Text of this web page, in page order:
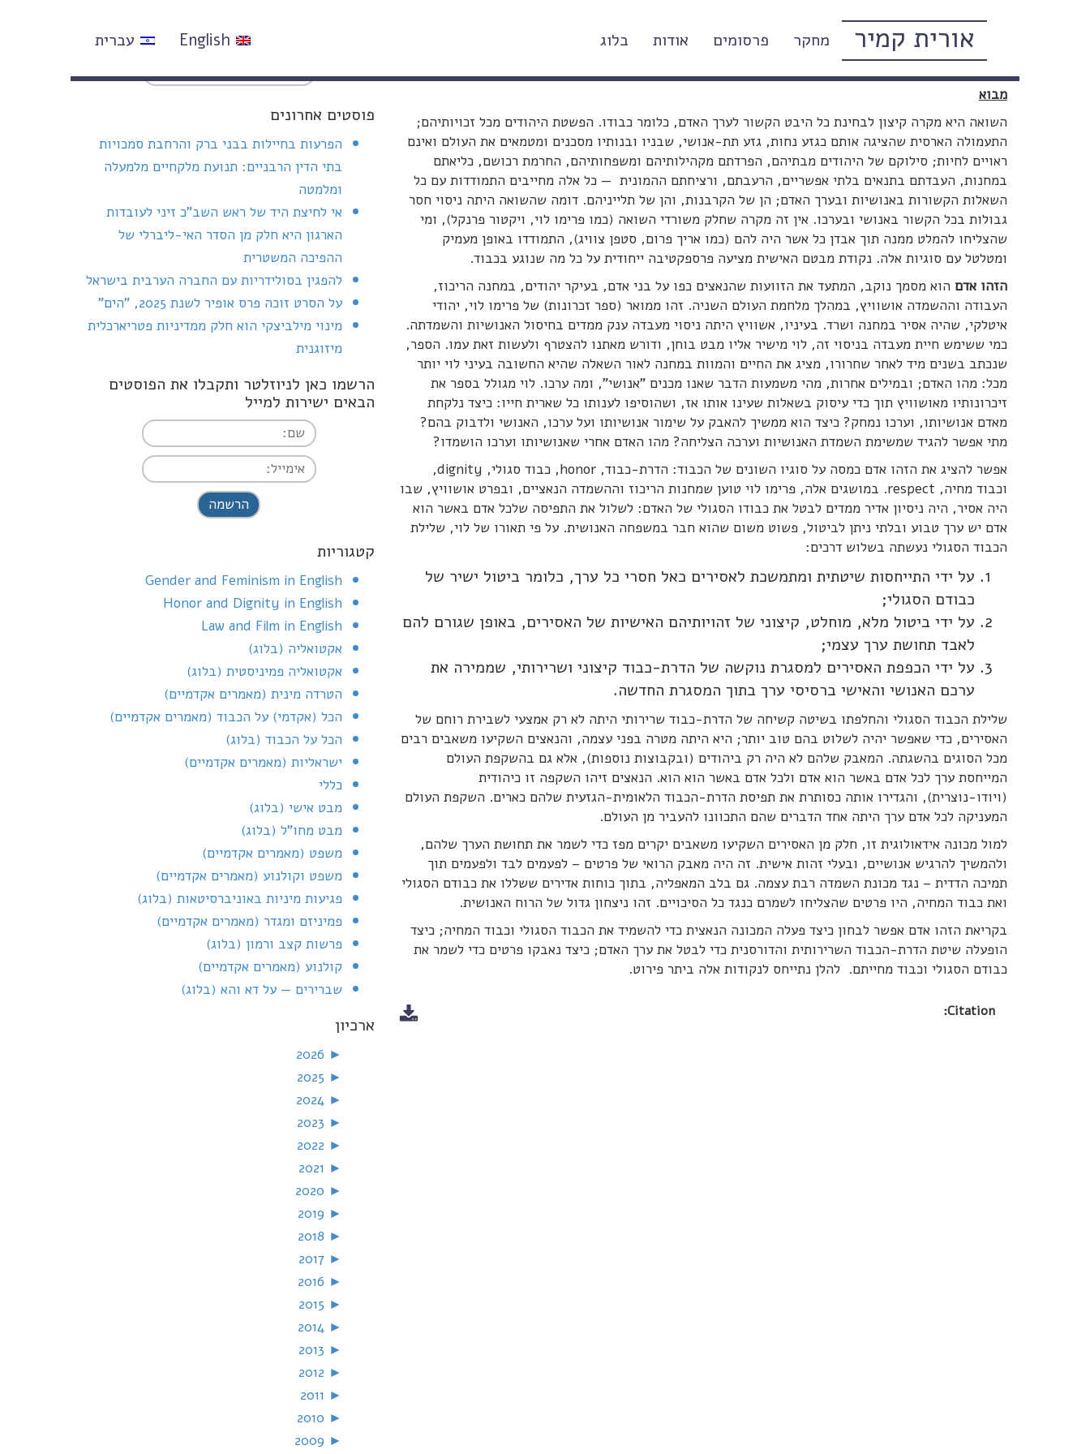
אורית קמיר מחקר פרסומים אודות בלוג עברית English
הזהו אדם, פרימו לוי: ניתוח במושגי הכבוד
מבוא
השואה היא מקרה קיצון לבחינת כל היבט הקשור לערך האדם, כלומר כבודו. הפשטת היהודים מכל זכויותיהם;
התעמולה הארסית שהציגה אותם כגזע נחות, גזע תת-אנושי, שבניו ובנותיו מסכנים ומטמאים את העולם ואינם
ראויים לחיות; סילוקם של היהודים מבתיהם, הפרדתם מקהילותיהם ומשפחותיהם, החרמת רכושם, כליאתם
במחנות, העבדתם בתנאים בלתי אפשריים, הרעבתם, ורציחתם ההמונית — כל אלה מחייבים התמודדות עם כל
השאלות הקשורות באנושיות ובערך האדם; הן של הקרבנות, והן של תלייניהם. דומה שהשואה היתה ניסוי חסר
גבולות בכל הקשור באנושי ובערכו. אין זה מקרה שחלק משורדי השואה (כמו פרימו לוי, ויקטור פרנקל), ומי
שהצליחו להמלט ממנה תוך אבדן כל אשר היה להם (כמו אריך פרום, סטפן צוויג), התמודדו באופן מעמיק
ומטלטל עם סוגיות אלה. נקודת מבטם האישית מציעה פרספקטיבה ייחודית על כל מה שנוגע בכבוד.
הזהו אדם הוא מסמך נוקב, המתעד את הזוועות שהנאצים כפו על בני אדם, בעיקר יהודים, במחנה הריכוז,
העבודה וההשמדה אושוויץ, במהלך מלחמת העולם השניה. זהו ממואר (ספר זכרונות) של פרימו לוי, יהודי
איטלקי, שהיה אסיר במחנה ושרד. בעיניו, אשוויץ היתה ניסוי מעבדה ענק ממדים בחיסול האנושיות והשמדתה.
כמי ששימש חיית מעבדה בניסוי זה, לוי מישיר אליו מבט בוחן, ודורש מאתנו להצטרף ולעשות זאת עמו. הספר,
שנכתב בשנים מיד לאחר שחרורו, מציג את החיים והמוות במחנה לאור השאלה שהיא החשובה בעיני לוי יותר
מכל: מהו האדם; ובמילים אחרות, מהי משמעות הדבר שאנו מכנים "אנושי", ומה ערכו. לוי מגולל בספר את
זיכרונותיו מאושוויץ תוך כדי עיסוק בשאלות שעינו אותו אז, ושהוסיפו לענותו כל שארית חייו: כיצד נלקחת
מאדם אנושיותו, וערכו נמחק? כיצד הוא ממשיך להאבק על שימור אנושיותו ועל ערכו, האנושי ולדבוק בהם?
מתי אפשר להגיד שמשימת השמדת האנושיות וערכה הצליחה? מהו האדם אחרי שאנושיותו וערכו הושמדו?
אפשר להציג את הזהו אדם כמסה על סוגיו השונים של הכבוד: הדרת-כבוד, honor, כבוד סגולי, dignity,
וכבוד מחיה, respect. במושגים אלה, פרימו לוי טוען שמחנות הריכוז וההשמדה הנאציים, ובפרט אושוויץ, שבו
היה אסיר, היה ניסיון אדיר ממדים לבטל את כבודו הסגולי של האדם: לשלול את התפיסה שלכל אדם באשר הוא
אדם יש ערך טבוע ובלתי ניתן לביטול, פשוט משום שהוא חבר במשפחה האנושית. על פי תאורו של לוי, שלילת
הכבוד הסגולי נעשתה בשלוש דרכים:
על ידי התייחסות שיטתית ומתמשכת לאסירים כאל חסרי כל ערך, כלומר ביטול ישיר של
כבודם הסגולי;
על ידי ביטול מלא, מוחלט, קיצוני של זהויותיהם האישיות של האסירים, באופן שגורם להם
לאבד תחושת ערך עצמי;
על ידי הכפפת האסירים למסגרת נוקשה של הדרת-כבוד קיצוני ושרירותי, שממירה את
ערכם האנושי והאישי ברסיסי ערך בתוך המסגרת החדשה.
שלילת הכבוד הסגולי והחלפתו בשיטה קשיחה של הדרת-כבוד שרירותי היתה לא רק אמצעי לשבירת רוחם של
האסירים, כדי שאפשר יהיה לשלוט בהם טוב יותר; היא היתה מטרה בפני עצמה, והנאצים השקיעו משאבים רבים
מכל הסוגים בהשגתה. המאבק שלהם לא היה רק ביהודים (ובקבוצות נוספות), אלא גם בהשקפת העולם
המייחסת ערך לכל אדם באשר הוא אדם ולכל אדם באשר הוא הוא. הנאצים זיהו השקפה זו כיהודית
(ויודו-נוצרית), והגדירו אותה כסותרת את תפיסת הדרת-הכבוד הלאומית-הגזעית שלהם כארים. השקפת העולם
המעניקה לכל אדם ערך היתה אחד הדברים שהם התכוונו להעביר מן העולם.
למול מכונה אידאולוגית זו, חלק מן האסירים השקיעו משאבים יקרים מפז כדי לשמר את תחושת הערך שלהם,
ולהמשיך להרגיש אנושיים, ובעלי זהות אישית. זה היה מאבק הרואי של פרטים – לפעמים לבד ולפעמים תוך
תמיכה הדדית – נגד מכונת השמדה רבת עצמה. גם בלב המאפליה, בתוך כוחות אדירים ששללו את כבודם הסגולי
ואת כבוד המחיה, היו פרטים שהצליחו לשמרם כנגד כל הסיכויים. זהו ניצחון גדול של הרוח האנושית.
בקריאת הזהו אדם אפשר לבחון כיצד פעלה המכונה הנאצית כדי להשמיד את הכבוד הסגולי וכבוד המחיה; כיצד
הופעלה שיטת הדרת-הכבוד השרירותית והדורסנית כדי לבטל את ערך האדם; כיצד נאבקו פרטים כדי לשמר את
כבודם הסגולי וכבוד מחייתם. להלן נתייחס לנקודות אלה ביתר פירוט.
Citation:
פוסטים אחרונים
הפרעות בחיילות בבני ברק והרחבת סמכויות
בתי הדין הרבניים: תנועת מלקחיים מלמעלה
ומלמטה
אי לחיצת היד של ראש השב"כ זיני לעובדות
הארגון היא חלק מן הסדר האי-ליברלי של
ההפיכה המשטרית
להפגין בסולידריות עם החברה הערבית בישראל
על הסרט זוכה פרס אופיר לשנת 2025, "הים"
מינוי מילביצקי הוא חלק ממדיניות פטריארכלית
מיזוגנית
הרשמו כאן לניוזלטר ותקבלו את הפוסטים
הבאים ישירות למייל
I agree terms and conditions.*
קטגוריות
Gender and Feminism in English
Honor and Dignity in English
Law and Film in English
אקטואליה (בלוג)
אקטואליה פמיניסטית (בלוג)
הטרדה מינית (מאמרים אקדמיים)
הכל (אקדמי) על הכבוד (מאמרים אקדמיים)
הכל על הכבוד (בלוג)
ישראליות (מאמרים אקדמיים)
כללי
מבט אישי (בלוג)
מבט מחו"ל (בלוג)
משפט (מאמרים אקדמיים)
משפט וקולנוע (מאמרים אקדמיים)
פגיעות מיניות באוניברסיטאות (בלוג)
פמיניזם ומגדר (מאמרים אקדמיים)
פרשות קצב ורמון (בלוג)
קולנוע (מאמרים אקדמיים)
שברירים — על דא והא (בלוג)
ארכיון
►
►
►
►
►
►
►
►
►
►
►
►
►
►
►
►
►
►